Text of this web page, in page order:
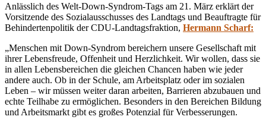
Anlässlich des Welt-Down-Syndrom-Tags am 21. März erklärt der
Vorsitzende des Sozialausschusses des Landtags und Beauftragte für
Behindertenpolitik der CDU-Landtagsfraktion, Hermann Scharf:
„Menschen mit Down-Syndrom bereichern unsere Gesellschaft mit
ihrer Lebensfreude, Offenheit und Herzlichkeit. Wir wollen, dass sie
in allen Lebensbereichen die gleichen Chancen haben wie jeder
andere auch. Ob in der Schule, am Arbeitsplatz oder im sozialen
Leben – wir müssen weiter daran arbeiten, Barrieren abzubauen und
echte Teilhabe zu ermöglichen. Besonders in den Bereichen Bildung
und Arbeitsmarkt gibt es großes Potenzial für Verbesserungen.